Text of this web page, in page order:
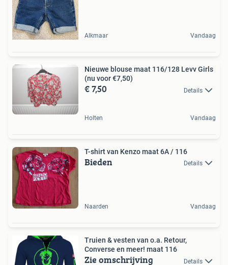
Alkmaar Vandaag
Nieuwe blouse maat 116/128 Levv Girls
(nu voor €7,50)
€ 7,50 Details
Holten Vandaag
T-shirt van Kenzo maat 6A / 116
Bieden Details
Naarden Vandaag
Truien & vesten van o.a. Retour,
Converse en meer! maat 116
Zie omschrijving Details